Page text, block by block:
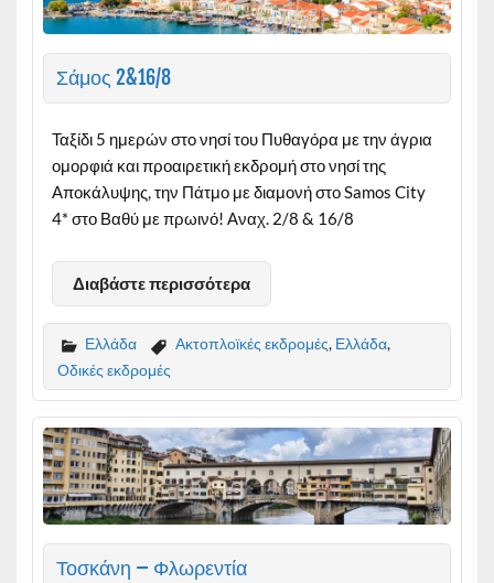
Σάμος 2&16/8
Ταξίδι 5 ημερών στo νησί του Πυθαγόρα με την άγρια
ομορφιά και προαιρετική εκδρομή στο νησί της
Αποκάλυψης, την Πάτμο με διαμονή στο Samos City
4* στο Βαθύ με πρωινό! Αναχ. 2/8 & 16/8
Διαβάστε περισσότερα
Ελλάδα Ακτοπλοϊκές εκδρομές, Ελλάδα,
Οδικές εκδρομές
Τοσκάνη – Φλωρεντία